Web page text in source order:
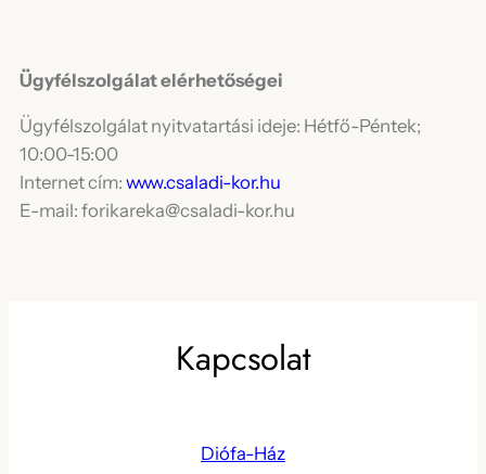
Ügyfélszolgálat elérhetőségei
Ügyfélszolgálat nyitvatartási ideje: Hétfő-Péntek;
10:00-15:00
Internet cím: www.csaladi-kor.hu
E-mail: forikareka@csaladi-kor.hu
Kapcsolat
Diófa-Ház